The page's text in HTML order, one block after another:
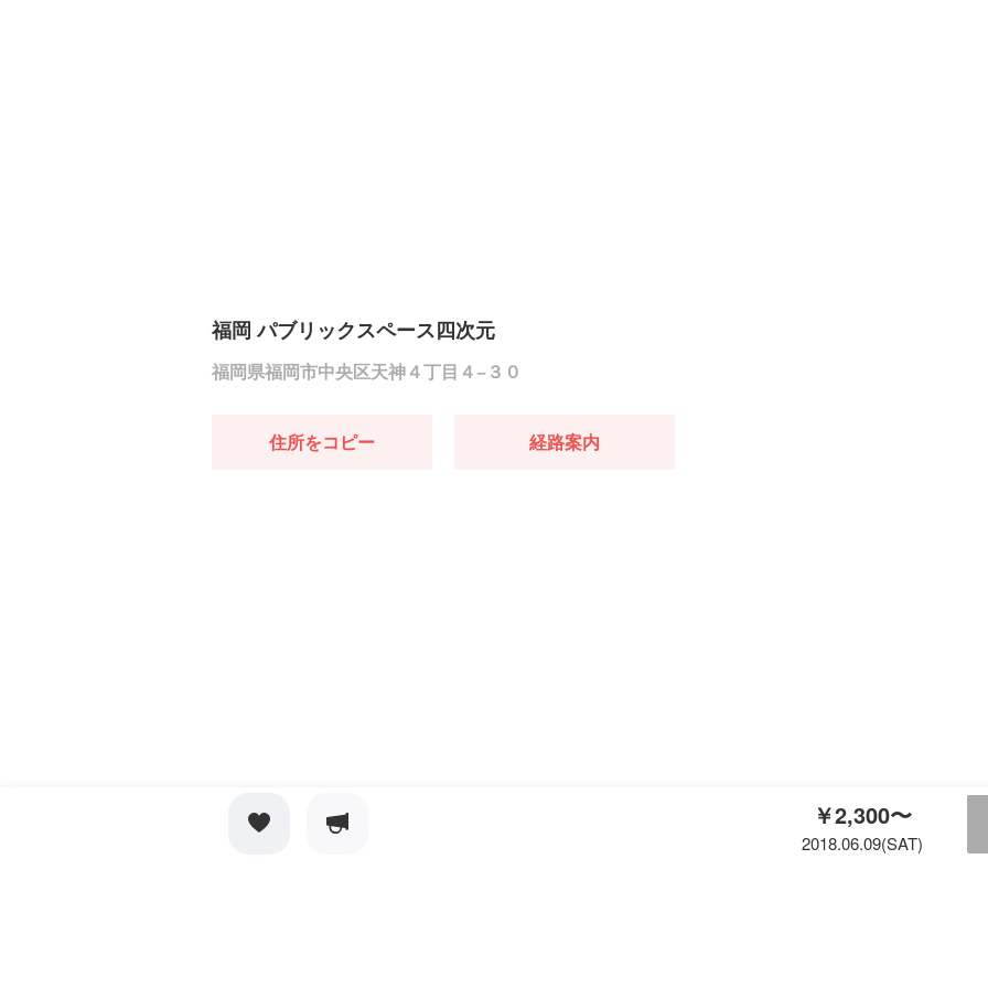
福岡 パブリックスペース四次元
福岡県福岡市中央区天神４丁目４−３０
住所をコピー 経路案内
￥2,300〜
2018.06.09(SAT)